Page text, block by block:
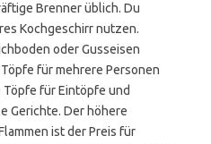
Brenner üblich. Du
Kochgeschirr nutzen.
oder Gusseisen
für mehrere Personen
für Eintöpfe und
Gerichte. Der höhere
ist der Preis für